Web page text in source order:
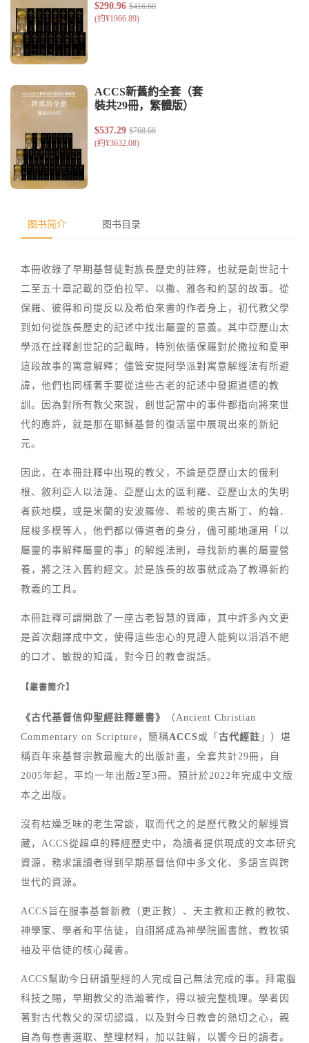
图书简介 图书目录
本冊收錄了早期基督徒對族長歷史的註釋，也就是創世記十
二至五十章記載的亞伯拉罕、以撒、雅各和約瑟的故事。從
保羅、彼得和司提反以及希伯來書的作者身上，初代教父學
到如何從族長歷史的記述中找出屬靈的意義。其中亞歷山太
學派在詮釋創世記的記載時，特別依循保羅對於撒拉和夏甲
這段故事的寓意解釋；儘管安提阿學派對寓意解經法有所避
諱，他們也同樣著手要從這些古老的記述中發掘道德的教
訓。因為對所有教父來說，創世記當中的事件都指向將來世
代的應許，就是那在耶穌基督的復活當中展現出來的新紀
元。
因此，在本冊註釋中出現的教父，不論是亞歷山太的俄利
根、敘利亞人以法蓮、亞歷山太的區利羅、亞歷山太的失明
者荻地模，或是米蘭的安波羅修、希坡的奧古斯丁、約翰．
屈梭多模等人，他們都以傳道者的身分，儘可能地運用「以
屬靈的事解釋屬靈的事」的解經法則，尋找新約裏的屬靈營
養，將之注入舊約經文。於是族長的故事就成為了教導新約
教義的工具。
本冊註釋可謂開啟了一座古老智慧的寶庫，其中許多內文更
是首次翻譯成中文，使得這些忠心的見證人能夠以滔滔不絕
的口才、敏銳的知識，對今日的教會說話。
【叢書簡介】
《古代基督信仰聖經註釋叢書》
（Ancient Christian
Commentary on Scripture，簡稱ACCS 或「 古代經註 」）堪
稱百年來基督宗教最龐大的出版計畫，全套共計29冊，自
2005年起，平均一年出版2至3冊。預計於2022年完成中文版
本之出版。
沒有枯燥乏味的老生常談，取而代之的是歷代教父的解經寶
藏，ACCS從超卓的釋經歷史中，為讀者提供現成的文本研究
資源，務求讓讀者得到早期基督信仰中多文化、多語言與跨
世代的資源。
ACCS旨在服事基督新教（更正教）、天主教和正教的教牧、
神學家、學者和平信徒，自詡將成為神學院圖書館、教牧領
袖及平信徒的核心藏書。
ACCS幫助今日研讀聖經的人完成自己無法完成的事。拜電腦
科技之賜，早期教父的浩瀚著作，得以被完整梳理。學者因
著對古代教父的深切認識，以及對今日教會的熱切之心，親
自為每卷書選取、整理材料，加以註解，以饗今日的讀者。